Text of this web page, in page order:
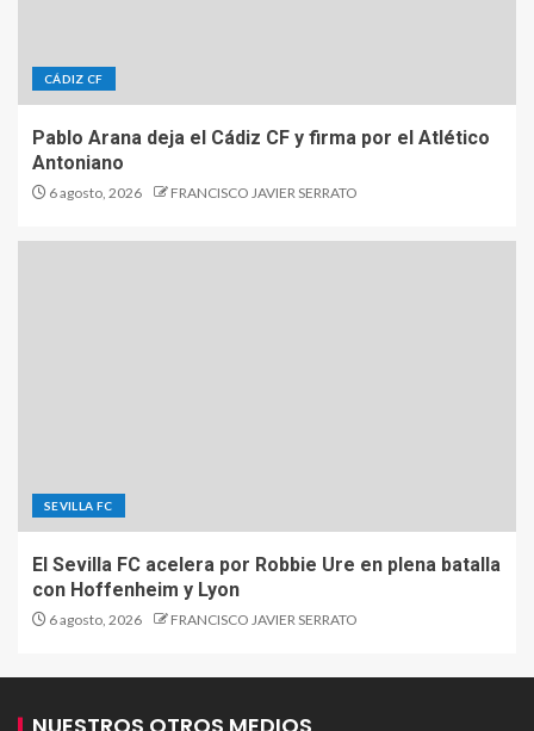
CÁDIZ CF
Pablo Arana deja el Cádiz CF y firma por el Atlético
Antoniano
6 agosto, 2026 FRANCISCO JAVIER SERRATO
SEVILLA FC
El Sevilla FC acelera por Robbie Ure en plena batalla
con Hoffenheim y Lyon
6 agosto, 2026 FRANCISCO JAVIER SERRATO